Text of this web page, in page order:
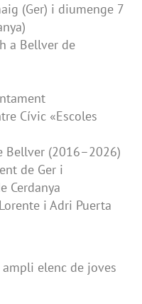
(Ger) i diumenge 7
a Bellver de
Cívic «Escoles
Bellver (2016–2026)
de Ger i
Cerdanya
i Adri Puerta
elenc de joves